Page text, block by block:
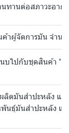
ทานต่อสภาวะอาก
าผู้จัดการมัน จำนว
นบไปกับชุดสินค้า "
ลิตมันสำปะหลัง แล
นธุ์มันสำปะหลัง แ